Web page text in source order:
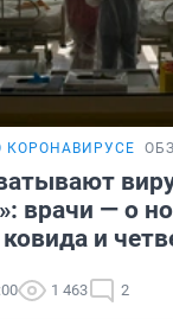
КОРОНАВИРУСЕ
врачи — о
и
1 463 2